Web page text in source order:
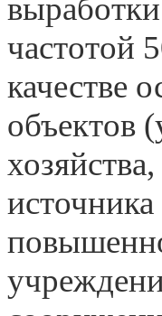
частотой
качестве
объектов